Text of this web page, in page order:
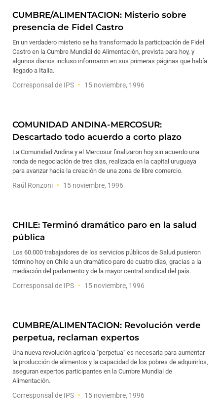
CUMBRE/ALIMENTACION: Misterio sobre
presencia de Fidel Castro
En un verdadero misterio se ha transformado la participación de Fidel
Castro en la Cumbre Mundial de Alimentación, prevista para hoy, y
algunos diarios incluso informaron en sus primeras páginas que había
llegado a Italia.
Corresponsal de IPS 15 noviembre, 1996
COMUNIDAD ANDINA-MERCOSUR:
Descartado todo acuerdo a corto plazo
La Comunidad Andina y el Mercosur finalizaron hoy sin acuerdo una
ronda de negociación de tres días, realizada en la capital uruguaya
para avanzar hacia la creación de una zona de libre comercio.
Raúl Ronzoni 15 noviembre, 1996
CHILE: Terminó dramático paro en la salud
pública
Los 60.000 trabajadores de los servicios públicos de Salud pusieron
término hoy en Chile a un dramático paro de cuatro días, gracias a la
mediación del parlamento y de la mayor central sindical del país.
Corresponsal de IPS 15 noviembre, 1996
CUMBRE/ALIMENTACION: Revolución verde
perpetua, reclaman expertos
Una nueva revolución agrícola "perpetua" es necesaria para aumentar
la producción de alimentos y la capacidad de los pobres de adquirirlos,
aseguran expertos participantes en la Cumbre Mundial de
Alimentación.
Corresponsal de IPS 15 noviembre, 1996